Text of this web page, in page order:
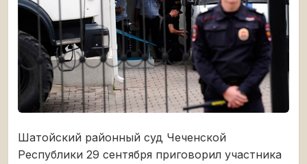
Шатойский районный суд Чеченской
Республики 29 сентября приговорил участника